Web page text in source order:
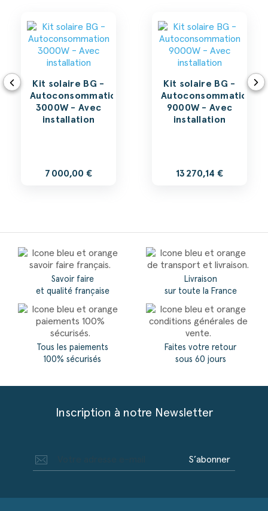
Kit solaire BG -
Autoconsommation
3000W - Avec
installation
7 000,00 €
Kit solaire BG -
Autoconsommation
9000W - Avec
installation
13 270,14 €
Savoir faire
et qualité française
Tous les paiements
100% sécurisés
Livraison
sur toute la France
Faites votre retour
sous 60 jours
Inscription à notre Newsletter
S’abonner